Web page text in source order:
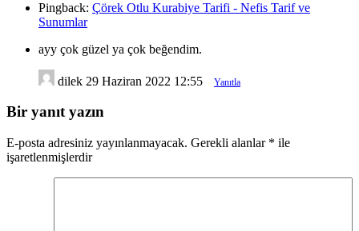
Pingback: Çörek Otlu Kurabiye Tarifi - Nefis Tarif ve
Sunumlar
ayy çok güzel ya çok beğendim.
dilek 29 Haziran 2022 12:55 Yanıtla
Bir yanıt yazın
E-posta adresiniz yayınlanmayacak. Gerekli alanlar * ile
işaretlenmişlerdir